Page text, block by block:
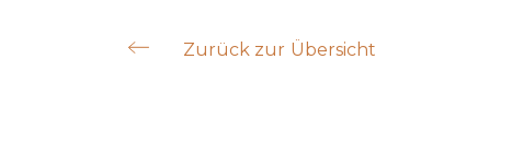
Zurück zur Übersicht